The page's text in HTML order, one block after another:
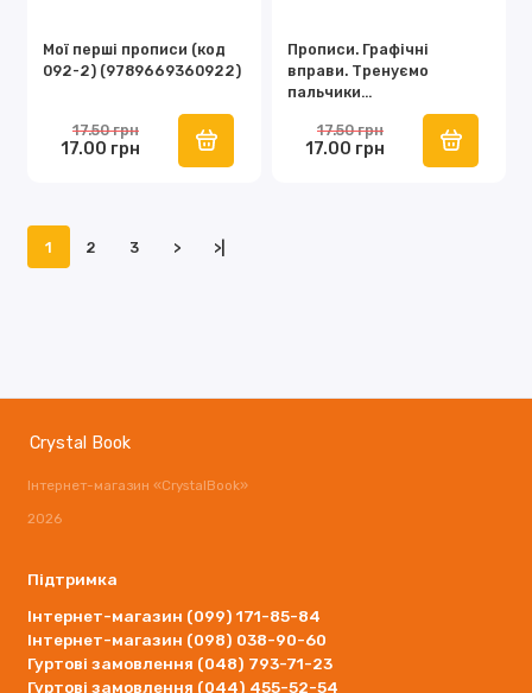
Мої перші прописи (код
092-2) (9789669360922)
17.00 грн
17.50 грн
Прописи. Графічні
вправи. Тренуємо
пальчики
17.00 грн
17.50 грн
1 2 3 > >|
Crystal Book
Інтернет-магазин «CrystalBook»
2026
Підтримка
Інтернет-магазин (099) 171-85-84
Інтернет-магазин (098) 038-90-60
Гуртові замовлення (048) 793-71-23
Гуртові замовлення (044) 455-52-54